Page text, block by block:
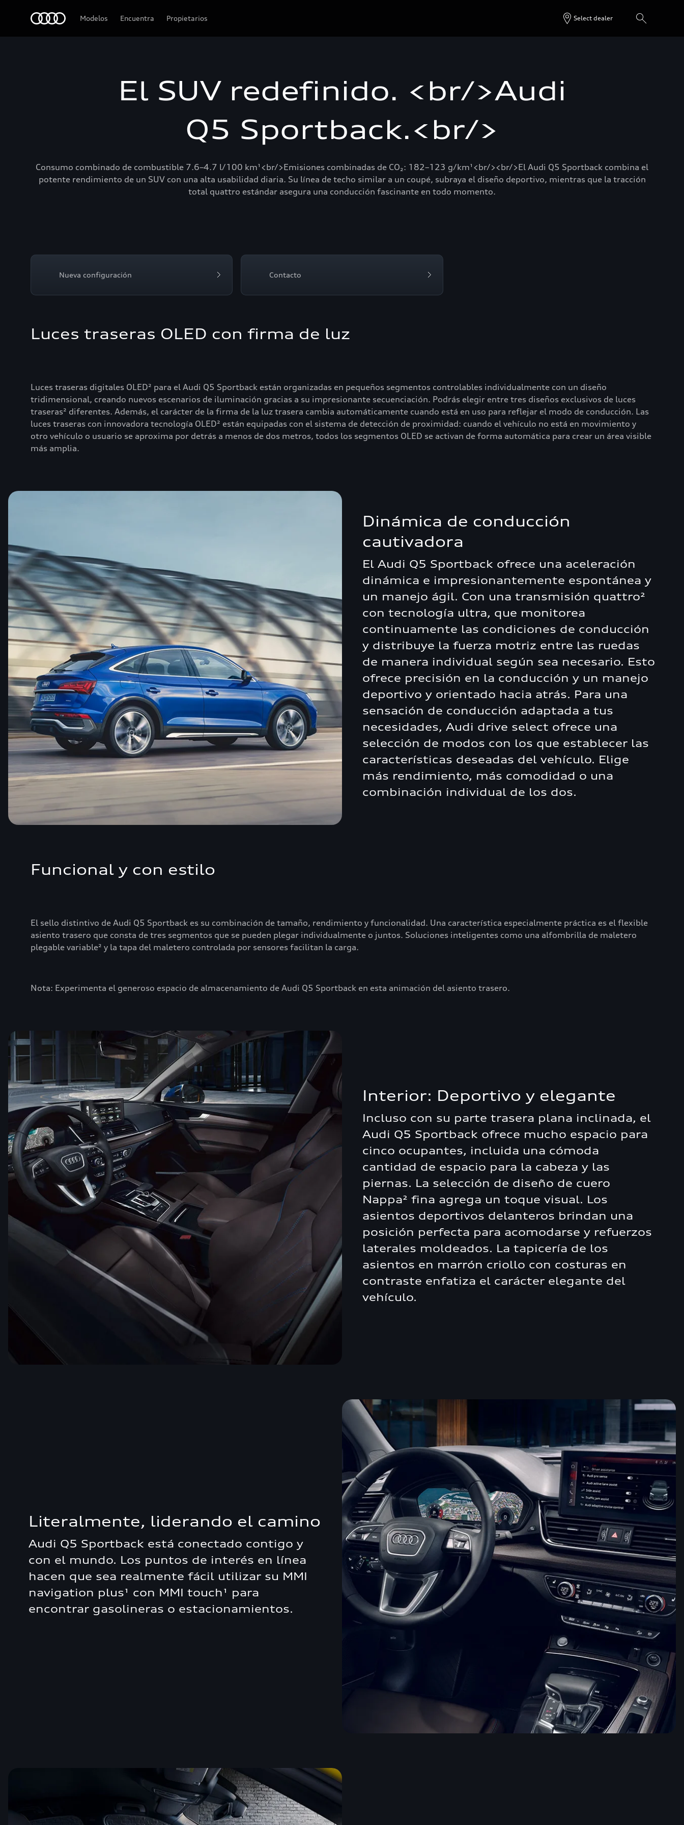
Modelos Encuentra Propietarios Select dealer
El SUV redefinido. <br/>Audi
Q5 Sportback.<br/>
Consumo combinado de combustible 7.6–4.7 l/100 km¹<br/>Emisiones combinadas de CO₂: 182–123 g/km¹<br/><br/>El Audi Q5 Sportback combina el
potente rendimiento de un SUV con una alta usabilidad diaria. Su línea de techo similar a un coupé, subraya el diseño deportivo, mientras que la tracción
total quattro estándar asegura una conducción fascinante en todo momento.
Nueva configuración Contacto
Luces traseras OLED con firma de luz
Luces traseras digitales OLED² para el Audi Q5 Sportback están organizadas en pequeños segmentos controlables individualmente con un diseño
tridimensional, creando nuevos escenarios de iluminación gracias a su impresionante secuenciación. Podrás elegir entre tres diseños exclusivos de luces
traseras² diferentes. Además, el carácter de la firma de la luz trasera cambia automáticamente cuando está en uso para reflejar el modo de conducción. Las
luces traseras con innovadora tecnología OLED² están equipadas con el sistema de detección de proximidad: cuando el vehículo no está en movimiento y
otro vehículo o usuario se aproxima por detrás a menos de dos metros, todos los segmentos OLED se activan de forma automática para crear un área visible
más amplia.
Dinámica de conducción
cautivadora
El Audi Q5 Sportback ofrece una aceleración
dinámica e impresionantemente espontánea y
un manejo ágil. Con una transmisión quattro²
con tecnología ultra, que monitorea
continuamente las condiciones de conducción
y distribuye la fuerza motriz entre las ruedas
de manera individual según sea necesario. Esto
ofrece precisión en la conducción y un manejo
deportivo y orientado hacia atrás. Para una
sensación de conducción adaptada a tus
necesidades, Audi drive select ofrece una
selección de modos con los que establecer las
características deseadas del vehículo. Elige
más rendimiento, más comodidad o una
combinación individual de los dos.
Funcional y con estilo
El sello distintivo de Audi Q5 Sportback es su combinación de tamaño, rendimiento y funcionalidad. Una característica especialmente práctica es el flexible
asiento trasero que consta de tres segmentos que se pueden plegar individualmente o juntos. Soluciones inteligentes como una alfombrilla de maletero
plegable variable² y la tapa del maletero controlada por sensores facilitan la carga.
Nota: Experimenta el generoso espacio de almacenamiento de Audi Q5 Sportback en esta animación del asiento trasero.
Interior: Deportivo y elegante
Incluso con su parte trasera plana inclinada, el
Audi Q5 Sportback ofrece mucho espacio para
cinco ocupantes, incluida una cómoda
cantidad de espacio para la cabeza y las
piernas. La selección de diseño de cuero
Nappa² fina agrega un toque visual. Los
asientos deportivos delanteros brindan una
posición perfecta para acomodarse y refuerzos
laterales moldeados. La tapicería de los
asientos en marrón criollo con costuras en
contraste enfatiza el carácter elegante del
vehículo.
Literalmente, liderando el camino
Audi Q5 Sportback está conectado contigo y
con el mundo. Los puntos de interés en línea
hacen que sea realmente fácil utilizar su MMI
navigation plus¹ con MMI touch¹ para
encontrar gasolineras o estacionamientos.